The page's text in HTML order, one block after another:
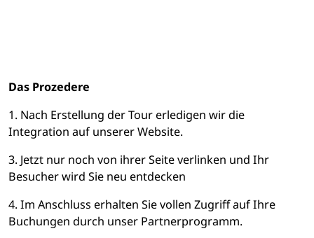
Das Prozedere
1. Nach Erstellung der Tour erledigen wir die
Integration auf unserer Website.
3. Jetzt nur noch von ihrer Seite verlinken und Ihr
Besucher wird Sie neu entdecken
4. Im Anschluss erhalten Sie vollen Zugriff auf Ihre
Buchungen durch unser Partnerprogramm.